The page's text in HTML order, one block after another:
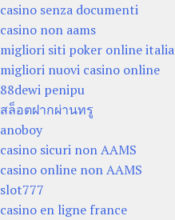
casino senza documenti
casino non aams
migliori siti poker online italia
migliori nuovi casino online
88dewi penipu
สล็อตฝากผ่านทรู
anoboy
casino sicuri non AAMS
casino online non AAMS
slot777
casino en ligne france